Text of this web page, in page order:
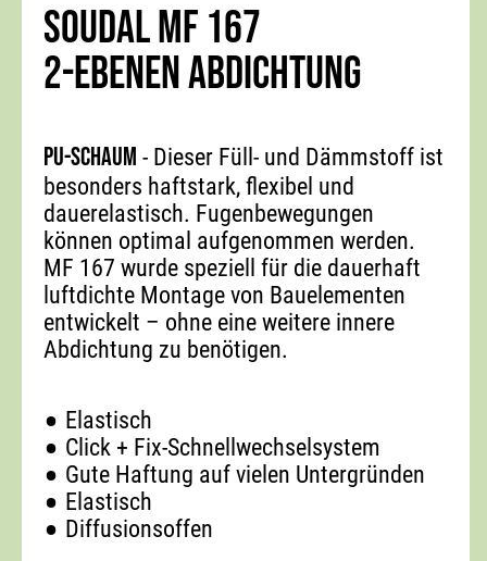
SOUDAL MF 167
2-EBENEN ABDICHTUNG
PU-Schaum - Dieser Füll- und Dämmstoff ist
besonders haftstark, flexibel und
dauerelastisch. Fugenbewegungen
können optimal aufgenommen werden.
MF 167 wurde speziell für die dauerhaft
luftdichte Montage von Bauelementen
entwickelt – ohne eine weitere innere
Abdichtung zu benötigen.
Elastisch
Click + Fix-Schnellwechselsystem
Gute Haftung auf vielen Untergründen
Elastisch
Diffusionsoffen